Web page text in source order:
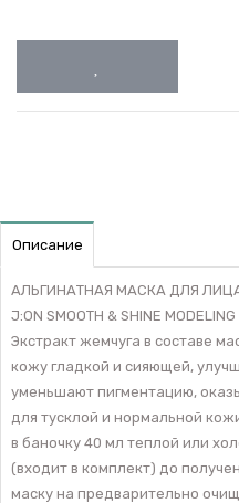
Описание
АЛЬГИНАТНАЯ МАСКА ДЛЯ
J:ON SMOOTH & SHINE MODELING
Экстракт жемчуга в составе
кожу гладкой и сияющей,
уменьшают пигментацию,
для тусклой и нормальной
в баночку 40 мл теплой или
(входит в комплект) до
маску на предварительно